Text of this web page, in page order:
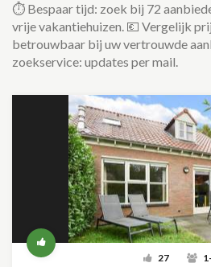
⏱️ Bespaar tijd: zoek bij 72
vrije vakantiehuizen. 💶 Vergelijk
betrouwbaar bij uw vertrouwde
zoekservice: updates per mail.
27